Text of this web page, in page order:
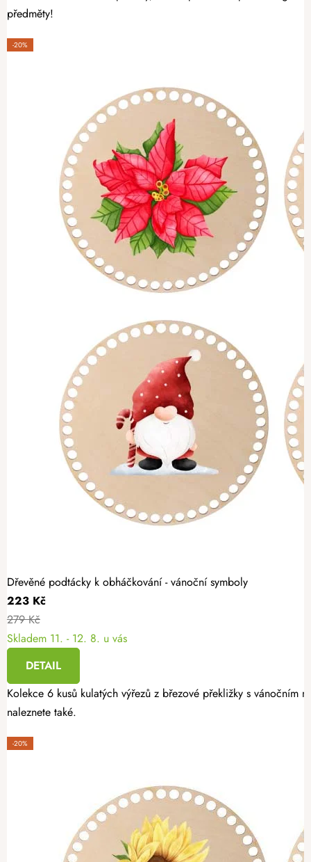
předměty!
-20%
Dřevěné podtácky k obháčkování - vánoční symboly
223 Kč
279 Kč
Skladem 11. - 12. 8. u vás
DETAIL
Kolekce 6 kusů kulatých výřezů z březové překližky s
naleznete také.
-20%